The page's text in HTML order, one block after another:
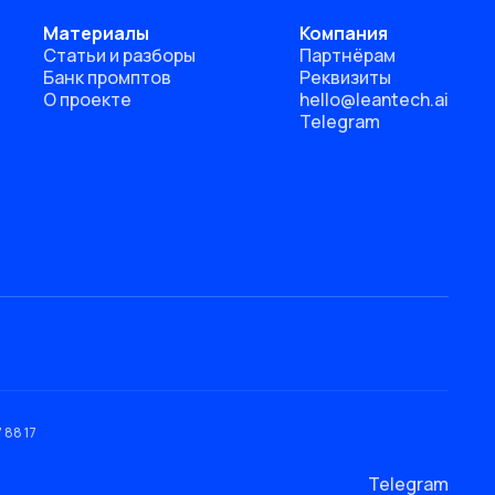
Материалы
Статьи и разборы
Банк промптов
О проекте
Компания
Партнёрам
Реквизиты
hello@leantech.ai
Telegram
17
Telegram